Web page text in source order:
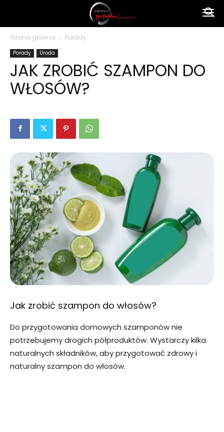
Strona główna Porady
Porady Uroda
JAK ZROBIĆ SZAMPON DO
WŁOSÓW?
Jak zrobić szampon do włosów?
Do przygotowania domowych szamponów nie
potrzebujemy drogich półproduktów. Wystarczy kilka
naturalnych składników, aby przygotować zdrowy i
naturalny szampon do włosów.